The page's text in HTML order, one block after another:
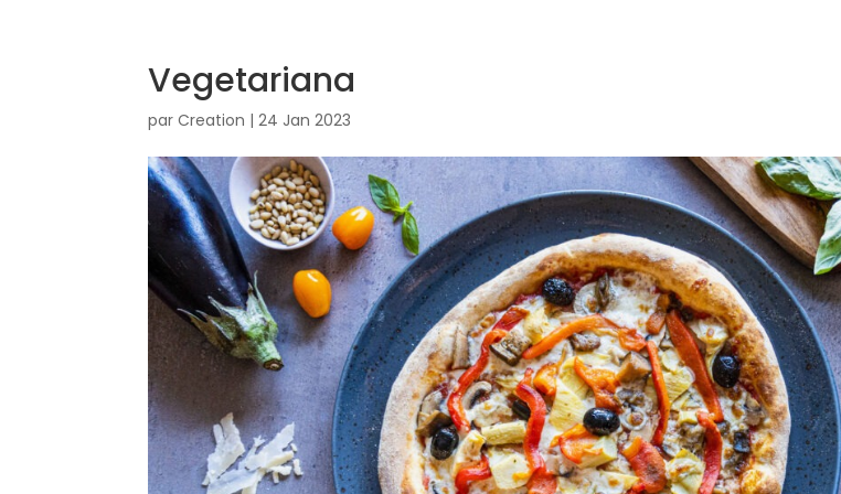
Vegetariana
parCreation |24 Jan 2023